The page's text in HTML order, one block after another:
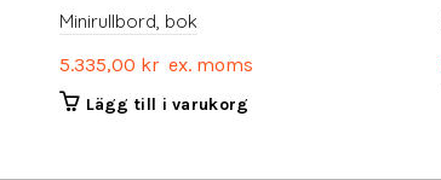
Minirullbord, bok
5.335,00 krex. moms
Lägg till i varukorg